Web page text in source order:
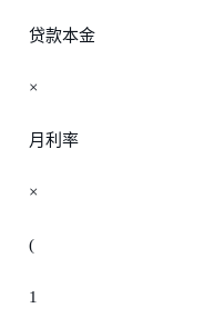
贷款本金
×
月利率
×
(
1